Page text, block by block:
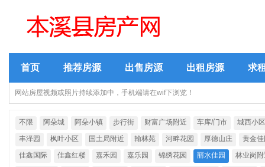
首页 推荐房源 出售房源 出租房源 求
网站房屋视频或照片持续添加中，手机端请在wif下浏览！
不限 阿朵城 阿朵小镇 步行街 财富广场附近 车库/门市
城西小区
丰泽园
枫叶小区 国土局附近 翰林苑 河畔花园 厚德山庄
黄金
佳鑫国际
佳鑫红楼 嘉禾园 嘉乐园 锦绣花园 丽水佳园
林业岗